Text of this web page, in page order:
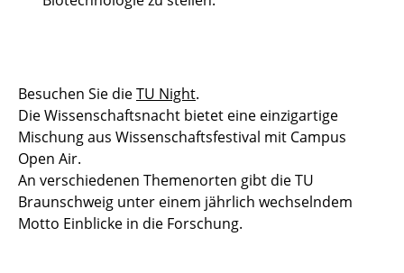
Besuchen Sie dieTU Night.
Die Wissenschaftsnacht bietet eine einzigartige
Mischung aus Wissenschaftsfestival mit Campus
Open Air.
An verschiedenen Themenorten gibt die TU
Braunschweig unter einem jährlich wechselndem
Motto Einblicke in die Forschung.